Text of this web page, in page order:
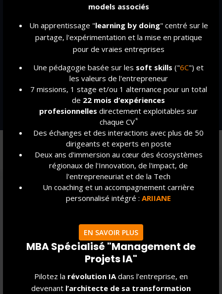
models associés
Un apprentissage "learning by doing" centré sur le
partage, l'expérimentation et la mise en pratique
pour de vraies entreprises
Une pédagogie basée sur les soft skills ("6C") et
les valeurs de l'entrepreneur
7 missions, 1 stage et/ou 1 alternance pour un total
de 22 mois d’expériences
profesionnelles directement exploitables sur
chaque CV*
Des échanges et des interactions avec plus de 50
dirigeants et experts en poste
Deux ans d'immersion au cœur des écosystèmes
régionaux de l'Innovation, de l'impact, de
l'entrepreneuriat et de la Tech
Un coaching et un accompagnement carrière
personnalisé intégré : ARIIANE
EN SAVOIR PLUS
MBA Spécialisé "Management de
Projets IA"
Pilotez la révolution IA dans l’entreprise, en
devenant l’architecte de sa transformation
World Economic Forum Future of Jobs Report 2025
Source Les universités d'été de l'économie de demain 2021
Source Wold Economic Forum 2020
Jobs AI Barometer 2025 - 2026 de PwC
Découvrez nos
Dernières actualités